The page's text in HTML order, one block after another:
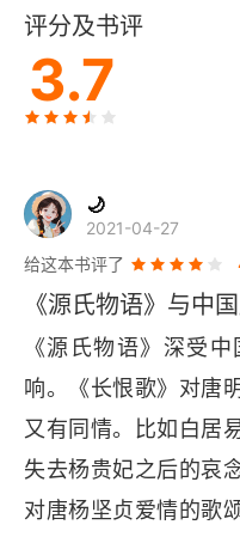
葵姬
杨桐
须磨
明石
蓬生
关屋
赛画
评分及书评
3.7
🌙
2021-04-27
给这本书评了
《源氏物语》与中
《源氏物语》深受
响。《长恨歌》对唐
又有同情。比如白居
失去杨贵妃之后的哀
对唐杨坚贞爱情的歌